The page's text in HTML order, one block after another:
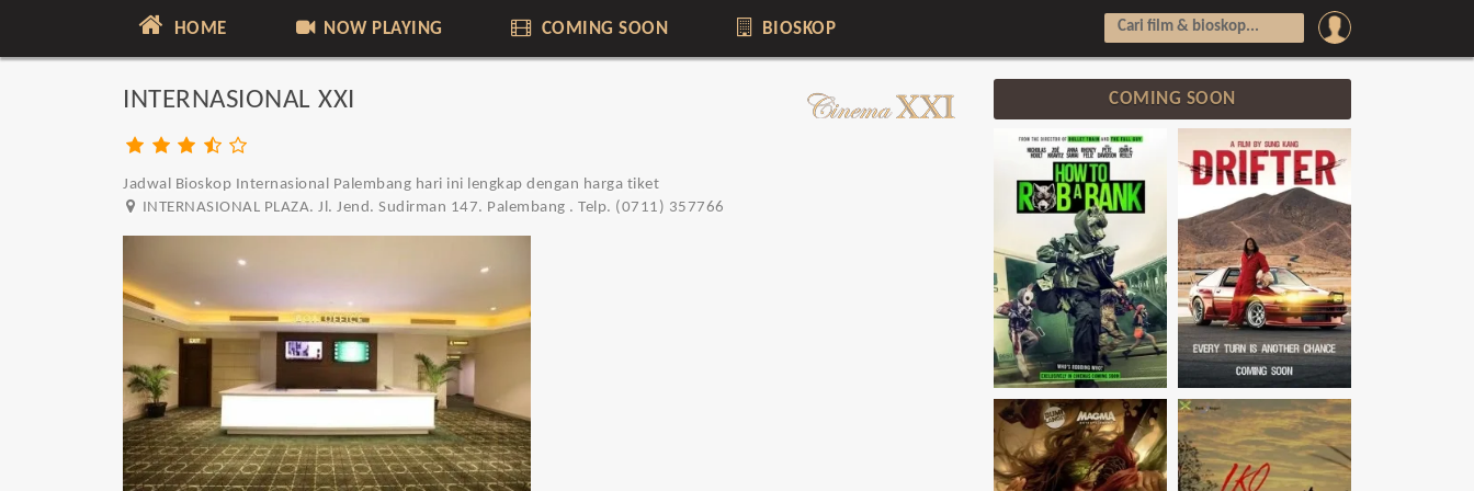
HOME NOW PLAYING COMING SOON BIOSKOP
INTERNASIONAL XXI
Jadwal Bioskop Internasional Palembang hari ini lengkap dengan harga tiket
INTERNASIONAL PLAZA. Jl. Jend. Sudirman 147. Palembang . Telp. (0711) 357766
COMING SOON